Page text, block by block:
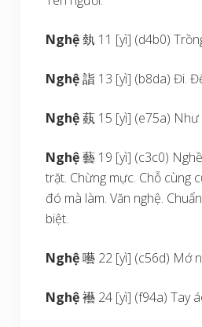
Nghệ埶 11 [yì] (d4b0)
Nghệ詣 13 [yì] (b8da) Đi.
Nghệ蓺 15 [yì] (e75a) Như
Nghệ藝 19 [yì] (c3c0)
trặt. Chừng mực. Chỗ cùng
đó mà làm. Văn nghệ.
biệt.
Nghệ囈 22 [yì] (c56d) Mớ
Nghệ襼 24 [yì] (f94a) Tay